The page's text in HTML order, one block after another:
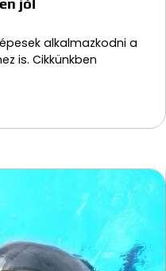
alkalmazkodni a
is. Cikkünkben